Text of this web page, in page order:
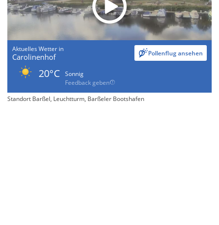
Aktuelles Wetter in
Carolinenhof Pollenflug ansehen
20°C
Sonnig
Feedback geben
Standort Barßel, Leuchtturm, Barßeler Bootshafen